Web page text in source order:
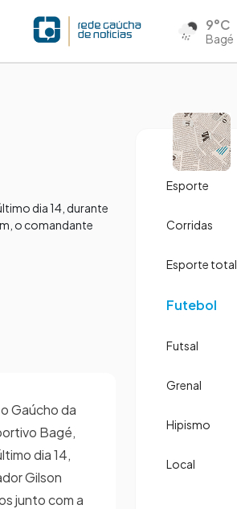
9°C
Bagé
dia 14, durante
o comandante
Gaúcho da
Bagé,
dia 14,
Gilson
junto com a
Esporte
Corridas
Esporte total
Futebol
Futsal
Grenal
Hipismo
Local